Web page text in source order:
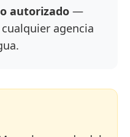
autorizado —
agencia